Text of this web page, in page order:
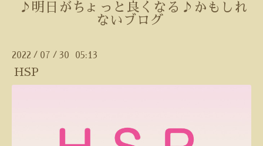
♪明日がちょっと良くなる♪かもしれ
ないブログ
2022 / 07 / 30 05:13
HSP